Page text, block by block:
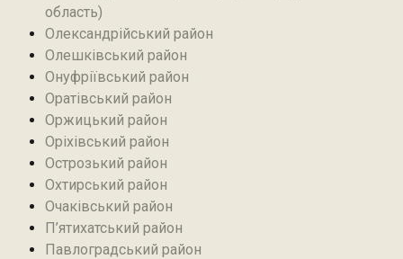
область)
Олександрійський район
Олешківський район
Онуфріївський район‎
Оратівський район
Оржицький район
Оріхівський район
Острозький район
Охтирський район
Очаківський район
П’ятихатський район
Павлоградський район